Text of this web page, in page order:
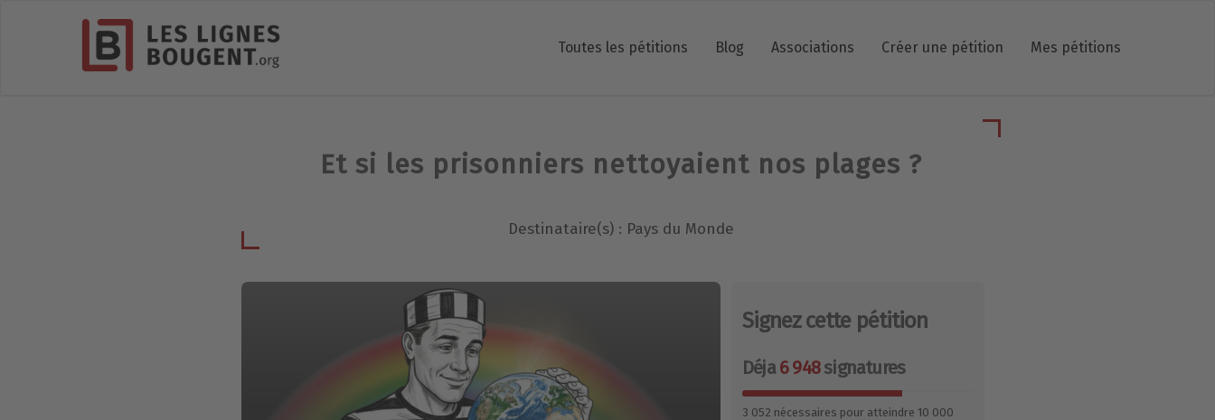
Toutes les pétitions Blog Associations Créer une pétition Mes pétitions
Et si les prisonniers nettoyaient nos plages ?
Destinataire(s) : Pays du Monde
Signez cette pétition
Déja6 948signatures
3 052 nécessaires pour atteindre 10 000